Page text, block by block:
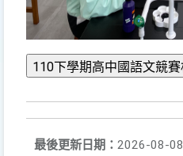
最後更新日期： 2026-08-08